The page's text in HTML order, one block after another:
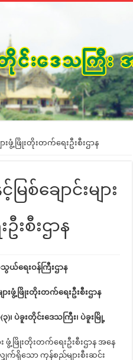
ားဖွံ့ဖြိုးတိုးတက်ရေးဦးစီးဌာန
စ်ချောင်းများ
းစီးဌာန
ယ်ရေးဝန်ကြီးဌာန
ားဖွံ့ဖြိုးတိုးတက်ရေးဦးစီးဌာန
)၊ ပဲခူးတိုင်းဒေသကြီး၊ ပဲခူးမြို့
ဖွံ့ဖြိုးတိုးတက်ရေးဦးစီးဌာန အနေ
ရှိသော ကုန်စည်များစီးဆင်း